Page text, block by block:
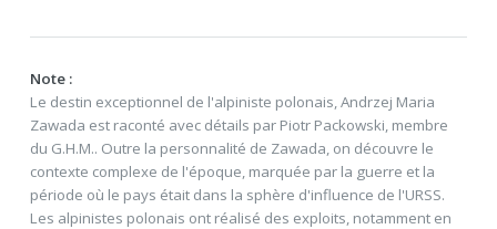
Note :
Le destin exceptionnel de l'alpiniste polonais, Andrzej Maria
Zawada est raconté avec détails par Piotr Packowski, membre
du G.H.M.. Outre la personnalité de Zawada, on découvre le
contexte complexe de l'époque, marquée par la guerre et la
période où le pays était dans la sphère d'influence de l'URSS.
Les alpinistes polonais ont réalisé des exploits, notamment en